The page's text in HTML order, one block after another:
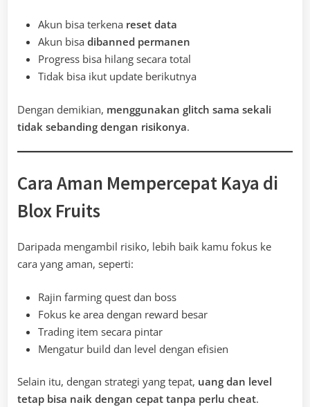
Akun bisa terkena reset data
Akun bisa dibanned permanen
Progress bisa hilang secara total
Tidak bisa ikut update berikutnya
Dengan demikian, menggunakan glitch sama sekali
tidak sebanding dengan risikonya.
Cara Aman Mempercepat Kaya di
Blox Fruits
Daripada mengambil risiko, lebih baik kamu fokus ke
cara yang aman, seperti:
Rajin farming quest dan boss
Fokus ke area dengan reward besar
Trading item secara pintar
Mengatur build dan level dengan efisien
Selain itu, dengan strategi yang tepat, uang dan level
tetap bisa naik dengan cepat tanpa perlu cheat.